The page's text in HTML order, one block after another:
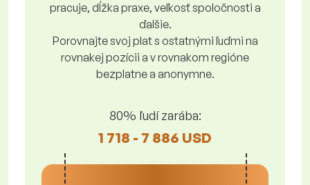
pracuje, dĺžka praxe, veľkosť spoločnosti a
ďalšie.
Porovnajte svoj plat s ostatnými ľuďmi na
rovnakej pozícii a v rovnakom regióne
bezplatne a anonymne.
80% ľudí zarába:
1 718 - 7 886 USD